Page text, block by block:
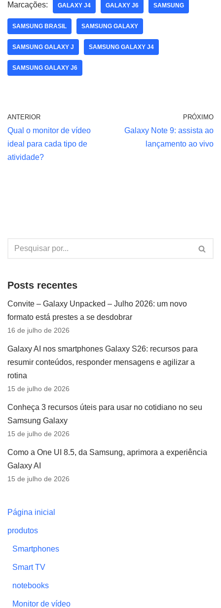
Marcações: GALAXY J4 GALAXY J6 SAMSUNG
SAMSUNG BRASIL SAMSUNG GALAXY
SAMSUNG GALAXY J SAMSUNG GALAXY J4
SAMSUNG GALAXY J6
ANTERIOR
Qual o monitor de vídeo
ideal para cada tipo de
atividade?
PRÓXIMO
Galaxy Note 9: assista ao
lançamento ao vivo
Posts recentes
Convite – Galaxy Unpacked – Julho 2026: um novo
formato está prestes a se desdobrar
16 de julho de 2026
Galaxy AI nos smartphones Galaxy S26: recursos para
resumir conteúdos, responder mensagens e agilizar a
rotina
15 de julho de 2026
Conheça 3 recursos úteis para usar no cotidiano no seu
Samsung Galaxy
15 de julho de 2026
Como a One UI 8.5, da Samsung, aprimora a experiência
Galaxy AI
15 de julho de 2026
Página inicial
produtos
Smartphones
Smart TV
notebooks
Monitor de vídeo